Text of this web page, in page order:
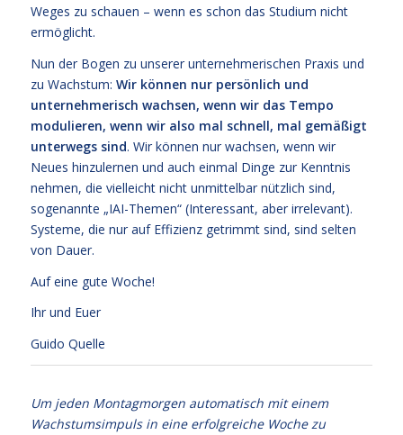
Weges zu schauen – wenn es schon das Studium nicht
ermöglicht.
Nun der Bogen zu unserer unternehmerischen Praxis und
zu Wachstum: Wir können nur persönlich und
unternehmerisch wachsen, wenn wir das Tempo
modulieren, wenn wir also mal schnell, mal gemäßigt
unterwegs sind. Wir können nur wachsen, wenn wir
Neues hinzulernen und auch einmal Dinge zur Kenntnis
nehmen, die vielleicht nicht unmittelbar nützlich sind,
sogenannte „IAI-Themen“ (Interessant, aber irrelevant).
Systeme, die nur auf Effizienz getrimmt sind, sind selten
von Dauer.
Auf eine gute Woche!
Ihr und Euer
Guido Quelle
Um jeden Montagmorgen automatisch mit einem
Wachstumsimpuls in eine erfolgreiche Woche zu